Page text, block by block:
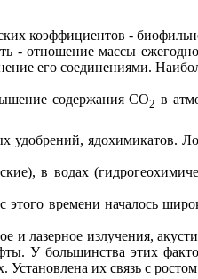
коэффициентов -
- отношение массы
его соединениями.
содержания СО2 в
удобрений, ядохимикатов.
в водах
времени началось
лазерное излучения,
У большинства этих
их связь с